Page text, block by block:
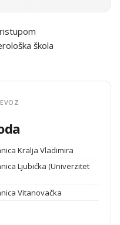
škola
Kralja Vladimira
Ljubićka (Univerzitet
Vitanovačka